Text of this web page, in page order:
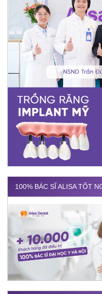
100% BÁC SĨ ALISA TỐT